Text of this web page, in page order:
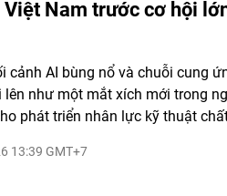
Việt Nam trước cơ hội
13:39 GMT+7
cảnh AI bùng nổ và chuỗi cung
lên như một mắt xích mới trong
phát triển nhân lực kỹ thuật